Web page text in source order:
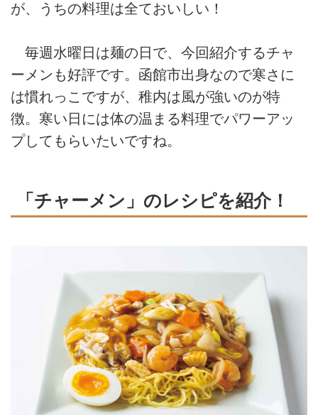
が、うちの料理は全ておいしい！
毎週水曜日は麺の日で、今回紹介するチャ
ーメンも好評です。函館市出身なので寒さに
は慣れっこですが、稚内は風が強いのが特
徴。寒い日には体の温まる料理でパワーアッ
プしてもらいたいですね。
「チャーメン」のレシピを紹介！